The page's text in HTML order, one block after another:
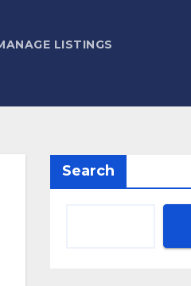
LISTINGS
Search